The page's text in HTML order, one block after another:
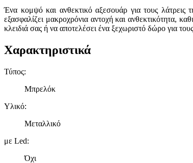
Ένα κομψό και ανθεκτικό αξεσουάρ για τους λάτρεις
εξασφαλίζει μακροχρόνια αντοχή και ανθεκτικότητα,
κλειδιά σας ή να αποτελέσει ένα ξεχωριστό δώρο για
Χαρακτηριστικά
Τύπος:
Μπρελόκ
Υλικό:
Μεταλλικό
με Led:
Όχι